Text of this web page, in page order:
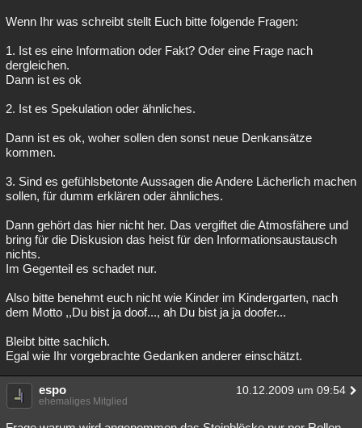
Wenn Ihr was schreibt stellt Euch bitte folgende Fragen:
1. Ist es eine Information oder Fakt? Oder eine Frage nach
dergleichen.
Dann ist es ok
2. Ist es Spekulation oder ähnliches.
Dann ist es ok, woher sollen den sonst neue Denkansätze
kommen.
3. Sind es gefühlsbetonte Aussagen die Andere Lächerlich machen
sollen, für dumm erklären oder ähnliches.
Dann gehört das hier nicht her. Das vergiftet die Atmosfähere und
bring für die Diskusion das heist für den Informationsaustausch
nichts.
Im Gegenteil es schadet nur.
Also bitte benehmt euch nicht wie Kinder im Kindergarten, nach
dem Motto ,,Du bist ja doof..., ah Du bist ja ja doofer...
Bleibt bitte sachlich.
Egal wie Ihr vorgebrachte Gedanken anderer einschätzt.
espo 10.12.2009 um 09:54
ehemaliges Mitglied